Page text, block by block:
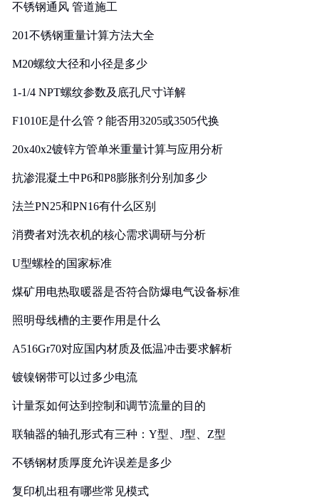
不锈钢通风 管道施工
201不锈钢重量计算方法大全
M20螺纹大径和小径是多少
1-1/4 NPT螺纹参数及底孔尺寸详解
F1010E是什么管？能否用3205或3505代换
20x40x2镀锌方管单米重量计算与应用分析
抗渗混凝土中P6和P8膨胀剂分别加多少
法兰PN25和PN16有什么区别
消费者对洗衣机的核心需求调研与分析
U型螺栓的国家标准
煤矿用电热取暖器是否符合防爆电气设备标准
照明母线槽的主要作用是什么
A516Gr70对应国内材质及低温冲击要求解析
镀镍钢带可以过多少电流
计量泵如何达到控制和调节流量的目的
联轴器的轴孔形式有三种：Y型、J型、Z型
不锈钢材质厚度允许误差是多少
复印机出租有哪些常见模式